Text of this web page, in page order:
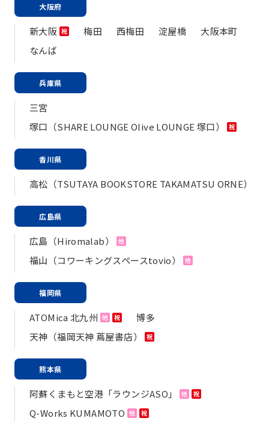
大阪府
新大阪 祝 梅田 西梅田 淀屋橋
大阪本町
なんば
兵庫県
三宮
塚口（SHARE LOUNGE Olive LOUNGE 塚口）
祝
香川県
高松（TSUTAYA BOOKSTORE TAKAMATSU ORNE）
広島県
広島（Hiromalab） 他
福山（コワーキングスペースtovio） 他
福岡県
ATOMica 北九州 他 祝
博多
天神（福岡天神 蔦屋書店）
祝
熊本県
阿蘇くまもと空港「ラウンジASO」 他 祝
Q-Works KUMAMOTO 他 祝